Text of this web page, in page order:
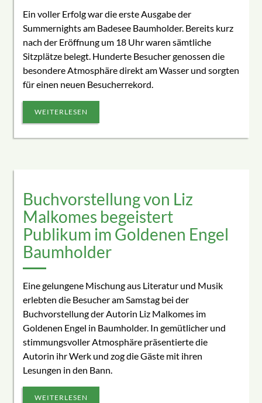
Ein voller Erfolg war die erste Ausgabe der
Summernights am Badesee Baumholder. Bereits kurz
nach der Eröffnung um 18 Uhr waren sämtliche
Sitzplätze belegt. Hunderte Besucher genossen die
besondere Atmosphäre direkt am Wasser und sorgten
für einen neuen Besucherrekord.
WEITERLESEN
Buchvorstellung von Liz
Malkomes begeistert
Publikum im Goldenen Engel
Baumholder
Eine gelungene Mischung aus Literatur und Musik
erlebten die Besucher am Samstag bei der
Buchvorstellung der Autorin Liz Malkomes im
Goldenen Engel in Baumholder. In gemütlicher und
stimmungsvoller Atmosphäre präsentierte die
Autorin ihr Werk und zog die Gäste mit ihren
Lesungen in den Bann.
WEITERLESEN